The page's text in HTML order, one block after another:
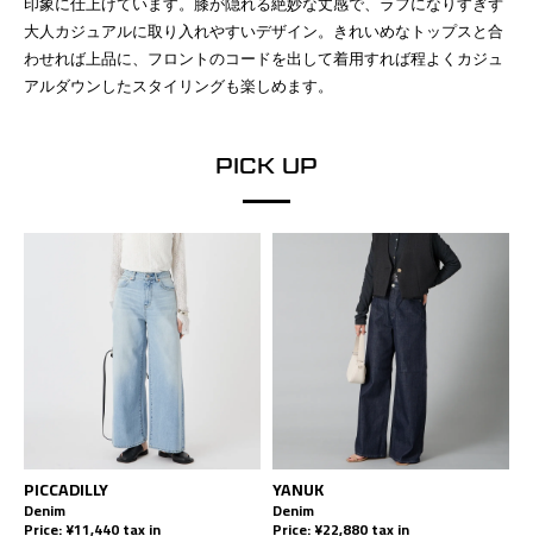
印象に仕上げています。膝が隠れる絶妙な丈感で、ラフになりすぎず
大人カジュアルに取り入れやすいデザイン。きれいめなトップスと合
わせれば上品に、フロントのコードを出して着用すれば程よくカジュ
アルダウンしたスタイリングも楽しめます。
PICK UP
PICCADILLY
Denim
Price: ¥11,440 tax in
YANUK
Denim
Price: ¥22,880 tax in